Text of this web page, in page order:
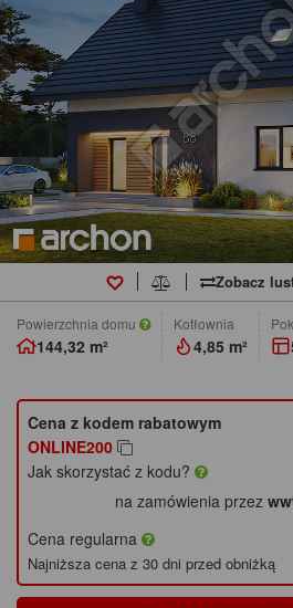
Zobacz
Powierzchnia domu
144,32 m²
Kotłownia
4,85 m²
Cena z kodem rabatowym
ONLINE200
Jak skorzystać z kodu?
na zamówienia przez
Cena regularna
Najniższa cena z 30 dni przed obniżką